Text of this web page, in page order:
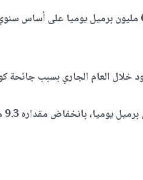
وقالت المنظمة، إن الطلب العالمي على النفط سيتراجع بواقع 6.9 مليون برميل يوميا على
خلال العام الجاري بسبب جائحة